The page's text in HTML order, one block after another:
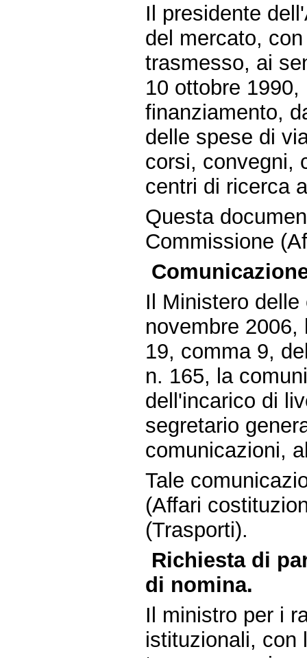
Il presidente
del mercato,
trasmesso, ai
10 ottobre
finanziamento,
delle spese di
corsi, convegni,
centri di ricerca
Questa
Commissione
Il Ministero
novembre
19, comma 9,
n. 165, la
dell'incarico di
segretario
comunicazioni,
Tale
(Affari
(Trasporti).
Richiesta di
di nomina.
Il ministro per i
istituzionali, con